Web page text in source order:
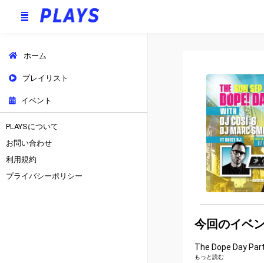
ホーム
プレイリスト
イベント
PLAYSについて
お問い合わせ
利用規約
プライバシーポリシー
今回のイベ
The Dope Day
もっと読む